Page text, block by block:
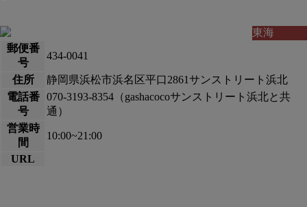
東海
郵便番
号
434-0041
住所
静岡県浜松市浜名区平口2861サンストリート浜北
電話番
号
070-3193-8354（gashacocoサンストリート浜北と共
通）
営業時
間
10:00~21:00
URL